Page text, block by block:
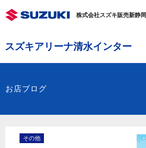
株式会社スズキ販売新静岡
スズキアリーナ清水インター
お店ブログ
その他